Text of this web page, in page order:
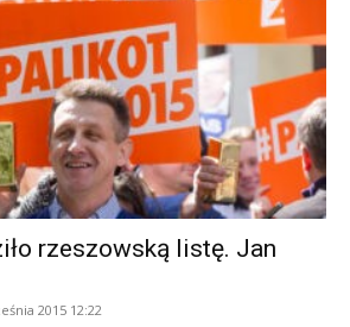
rzeszowską listę. Jan
2015 12:22